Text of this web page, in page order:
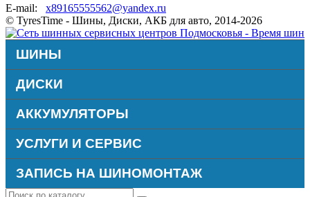
E-mail: x89165555562@yandex.ru
© TyresTime - Шины, Диски, АКБ для авто, 2014-2026
ШИНЫ
ДИСКИ
АККУМУЛЯТОРЫ
УСЛУГИ И СЕРВИС
ЗАПИСЬ НА ШИНОМОНТАЖ